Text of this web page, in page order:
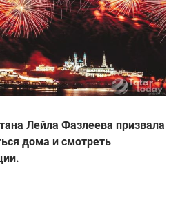
Лейла Фазлеева призвала
дома и смотреть